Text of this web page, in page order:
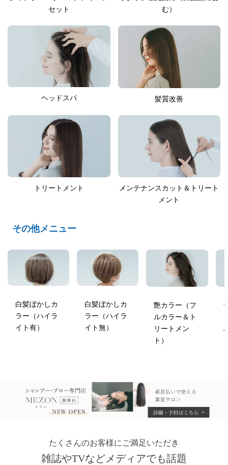
セット
む）
ヘッドスパ 髪質改善
トリートメント
メンテナンスカット＆トリート
メント
その他メニュー
白髪ぼかしカ
ラー（ハイラ
イト有）
白髪ぼかしカ
ラー（ハイラ
イト無）
艶カラー（フ
ルカラー＆ト
リートメン
ト）
たくさんのお客様にご満足いただき
雑誌やTVなどメディアでも話題